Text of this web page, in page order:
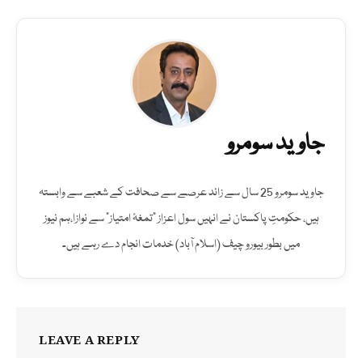
جاوید سومرو
جاوید سومرو 25 سال سے زائد عرصے سے صحافت کے شعبے سے وابستہ
ہیں، حکومتِ پاکستان نے انہیں سول اعزاز "تمغۂ امتیاز" سے نوازا،ہم نیوز
میں بطور بیورو چیف (اسلام آباد) خدمات انجام دے رہے ہیں۔
LEAVE A REPLY